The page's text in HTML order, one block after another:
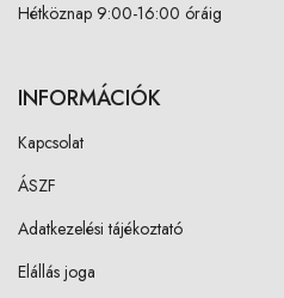
Hétköznap 9:00-16:00 óráig
INFORMÁCIÓK
Kapcsolat
ÁSZF
Adatkezelési tájékoztató
Elállás joga